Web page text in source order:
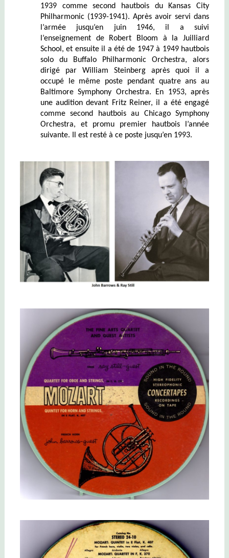
1939 comme second hautbois du Kansas City
Philharmonic (1939-1941). Après avoir servi dans
l’armée jusqu’en juin 1946, il a suivi
l’enseignement de Robert Bloom à la Juilliard
School, et ensuite il a été de 1947 à 1949 hautbois
solo du Buffalo Philharmonic Orchestra, alors
dirigé par William Steinberg après quoi il a
occupé le même poste pendant quatre ans au
Baltimore Symphony Orchestra. En 1953, après
une audition devant Fritz Reiner, il a été engagé
comme second hautbois au Chicago Symphony
Orchestra, et promu premier hautbois l’année
suivante. Il est resté à ce poste jusqu’en 1993.